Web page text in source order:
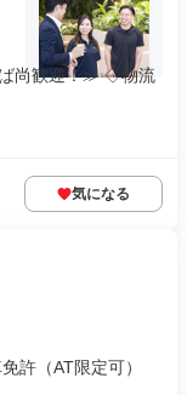
尚歓迎！≫ ◇物流
気になる
許（AT限定可）